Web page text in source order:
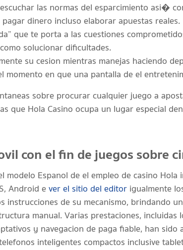
las normas del esparcimiento asi�
dinero incluso elaborar apuestas reales.
que te porta a las cuestiones
solucionar dificultades.
su cesion mientras manejas haciendo
momento en que una pantalla de el
sobre procurar cualquier juego a
que Hola Casino ocupa un lugar especial
con el fin de juegos sobre
modelo Espanol de el empleo de casino
Android ever el sitio del editor igualmente
instrucciones de su mecanismo, brindando
manual. Varias prestaciones,
y navegacion de paga fiable, han sido
inteligentes compactos inclusive